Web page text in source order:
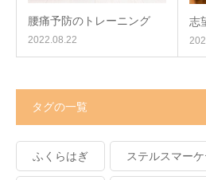
腰痛予防のトレーニング
2022.08.22
志
タグの一覧
ふくらはぎ ステルスマー